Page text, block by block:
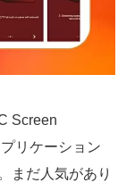
Screen
リケーション
まだ人気があり